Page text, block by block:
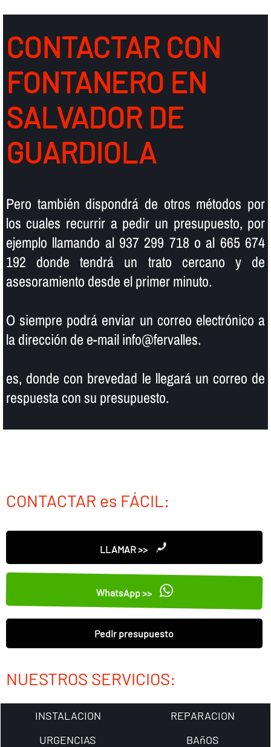
CONTACTAR CON
FONTANERO EN
SALVADOR DE
GUARDIOLA
Pero también dispondrá de otros métodos por
los cuales recurrir a pedir un presupuesto, por
ejemplo llamando al 937 299 718 o al 665 674
192 donde tendrá un trato cercano y de
asesoramiento desde el primer minuto.
O siempre podrá enviar un correo electrónico a
la dirección de e-mail info@fervalles.
es, donde con brevedad le llegará un correo de
respuesta con su presupuesto.
CONTACTAR es FÁCIL:
LLAMAR >>
WhatsApp >>
Pedir presupuesto
NUESTROS SERVICIOS:
INSTALACION
REPARACION
URGENCIAS
BAñOS